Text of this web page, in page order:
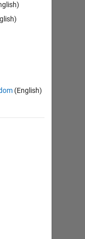
(English)